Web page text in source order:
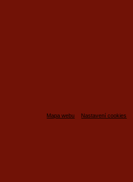
Mapa webu Nastavení cookies